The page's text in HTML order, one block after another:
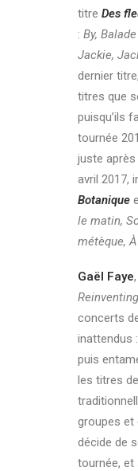
titre Des
: By,
Jackie,
dernier
titres que
puisqu’ils
tournée
juste après
avril 2017,
Botanique
le matin,
métèque,
Gaël Faye
concerts
inattendus
puis
les titres
groupes et
décide de
tournée, et